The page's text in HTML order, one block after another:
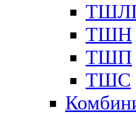
ТШН
ТШП
ТШС